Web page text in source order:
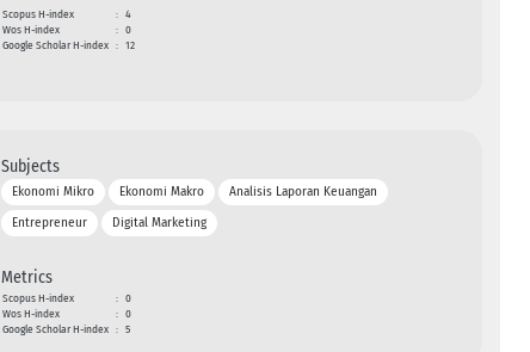
Scopus H-index : 4
Wos H-index
: 0
Google Scholar H-index : 12
Subjects
Ekonomi Mikro Ekonomi Makro
Analisis Laporan Keuangan
Entrepreneur
Digital Marketing
Metrics
Scopus H-index : 0
Wos H-index
: 0
Google Scholar H-index : 5